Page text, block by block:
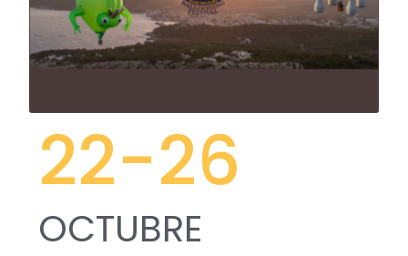
22-26
OCTUBRE